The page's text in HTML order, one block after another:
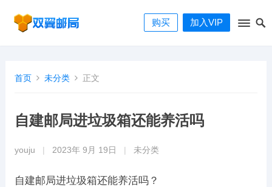
购买 加入VIP
首页 未分类 正文
自建邮局进垃圾箱还能养活吗
youju 2023年 9月 19日 未分类
自建邮局进垃圾箱还能养活吗？